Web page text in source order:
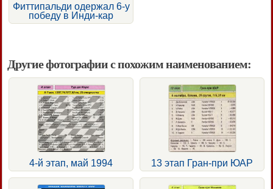
Фиттипальди одержал 6-у
победу в Инди-кар
Другие фотографии с похожим наименованием:
4-й этап, май 1994 13 этап Гран-при ЮАР